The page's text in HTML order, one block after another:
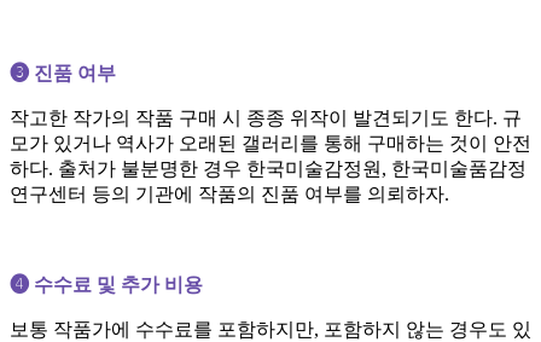
➌ 진품 여부
작고한 작가의 작품 구매 시 종종 위작이 발견되기도 한다. 규
모가 있거나 역사가 오래된 갤러리를 통해 구매하는 것이 안전
하다. 출처가 불분명한 경우 한국미술감정원, 한국미술품감정
연구센터 등의 기관에 작품의 진품 여부를 의뢰하자.
➍ 수수료 및 추가 비용
보통 작품가에 수수료를 포함하지만, 포함하지 않는 경우도 있